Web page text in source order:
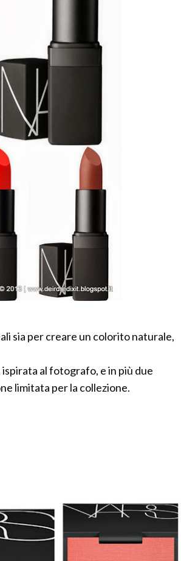
sia per creare un colorito naturale,
ispirata al fotografo, e in più due
limitata per la collezione.